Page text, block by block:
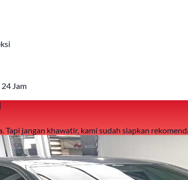
Jam
jangan khawatir, kami sudah siapkan